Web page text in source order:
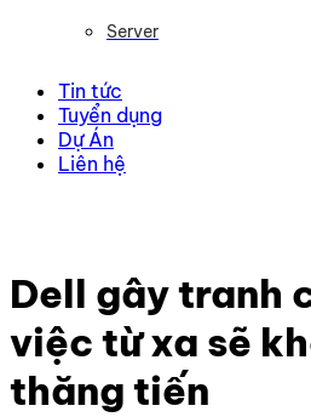
Server
Tin tức
Tuyển dụng
Dự Án
Liên hệ
Dell gây tranh
việc từ xa sẽ
thăng tiến